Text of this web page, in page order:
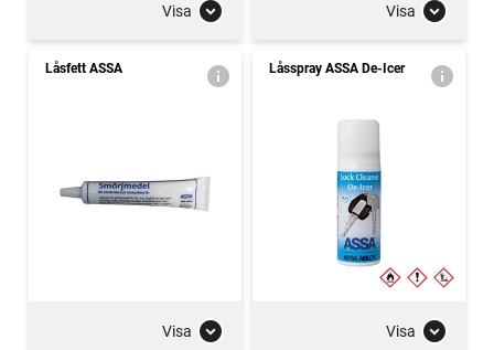
Visa Visa
Låsfett ASSA
Visa
Låsspray ASSA De-Icer
Visa